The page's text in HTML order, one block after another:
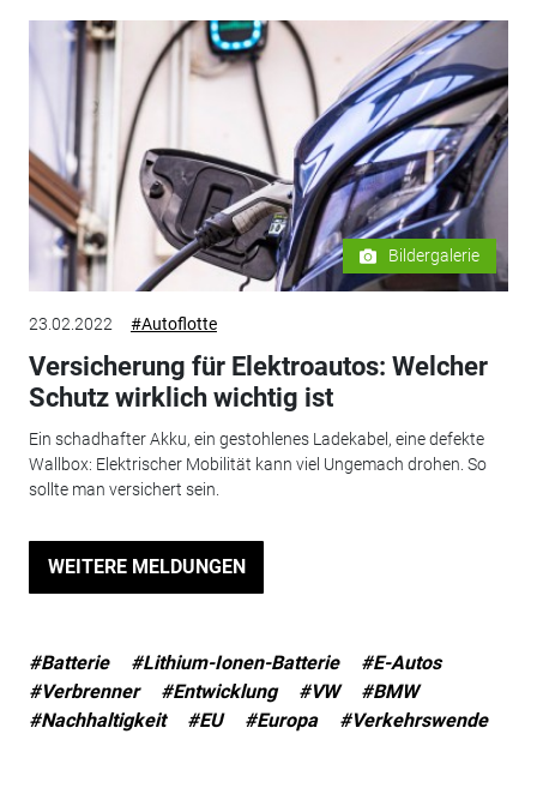
Bildergalerie
23.02.2022 #Autoflotte
Versicherung für Elektroautos: Welcher
Schutz wirklich wichtig ist
Ein schadhafter Akku, ein gestohlenes Ladekabel, eine defekte
Wallbox: Elektrischer Mobilität kann viel Ungemach drohen. So
sollte man versichert sein.
WEITERE MELDUNGEN
#Batterie #Lithium-Ionen-Batterie
#E-Autos
#Verbrenner
#Entwicklung #VW
#BMW
#Nachhaltigkeit
#EU #Europa #Verkehrswende